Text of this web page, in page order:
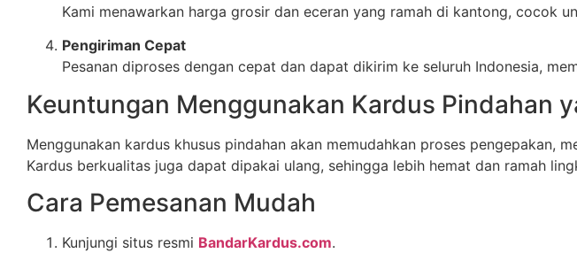
Kami menawarkan harga grosir dan eceran yang ramah di kantong, cocok
Pengiriman Cepat
Pesanan diproses dengan cepat dan dapat dikirim ke seluruh Indonesia,
Keuntungan Menggunakan Kardus Pindahan
Menggunakan kardus khusus pindahan akan memudahkan proses pengepakan,
Kardus berkualitas juga dapat dipakai ulang, sehingga lebih hemat dan ramah
Cara Pemesanan Mudah
Kunjungi situs resmi BandarKardus.com.